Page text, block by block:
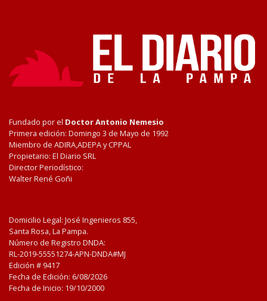
Fundado por el Doctor Antonio Nemesio
Primera edición: Domingo 3 de Mayo de 1992
Miembro de ADIRA,ADEPA y CPPAL
Propietario: El Diario SRL
Director Periodístico:
Walter René Goñi
Domicilio Legal: José Ingenieros 855,
Santa Rosa, La Pampa.
Número de Registro DNDA:
RL-2019-55551274-APN-DNDA#MJ
Edición # 9417
Fecha de Edición: 6/08/2026
Fecha de Inicio: 19/10/2000